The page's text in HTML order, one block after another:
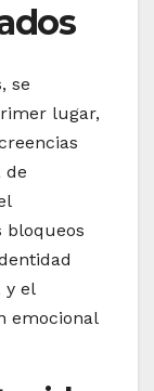
se
lugar,
de
bloqueos
y el
emocional